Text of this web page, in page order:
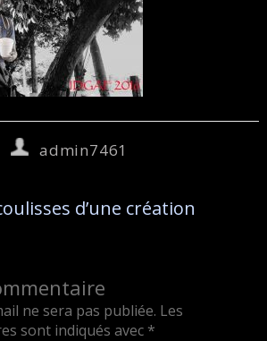
admin7461
d’une création
ne sera pas publiée. Les
sont indiqués avec *